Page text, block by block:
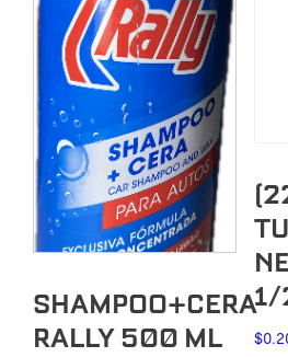
SHAMPOO+CERA
RALLY 500 ML
1/
$